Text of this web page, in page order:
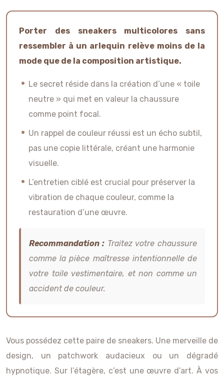
Porter des sneakers multicolores sans
ressembler à un arlequin relève moins de la
mode que de la composition artistique.
Le secret réside dans la création d’une « toile
neutre » qui met en valeur la chaussure
comme point focal.
Un rappel de couleur réussi est un écho subtil,
pas une copie littérale, créant une harmonie
visuelle.
L’entretien ciblé est crucial pour préserver la
vibration de chaque couleur, comme la
restauration d’une œuvre.
Recommandation :Traitez votre chaussure
comme la pièce maîtresse intentionnelle de
votre toile vestimentaire, et non comme un
accident de couleur.
Vous possédez cette paire de sneakers. Une merveille de
design, un patchwork audacieux ou un dégradé
hypnotique. Sur l’étagère, c’est une œuvre d’art. À vos